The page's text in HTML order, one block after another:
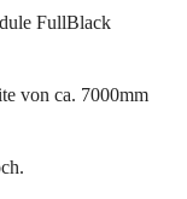
FullBlack
von ca. 7000mm